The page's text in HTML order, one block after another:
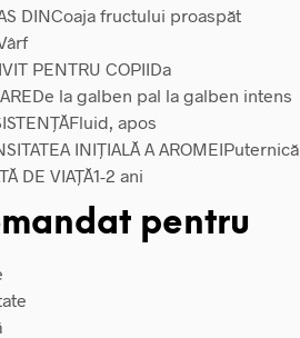
DINCoaja fructului proaspăt
PENTRU COPIIDa
De la galben pal la galben intens
Fluid, apos
INIȚIALĂ A AROMEIPuternică
DE VIAȚĂ1-2 ani
pentru